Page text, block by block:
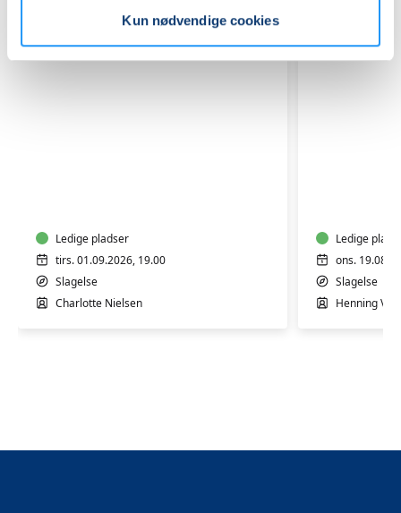
Kun nødvendige cookies
i
Slagelse
Ledige pladser
tirs. 01.09.2026, 19.00
Slagelse
Charlotte Nielsen
Vilén
i
Sønderup
Kirke
Ledige
ons.
Slagelse
Henning